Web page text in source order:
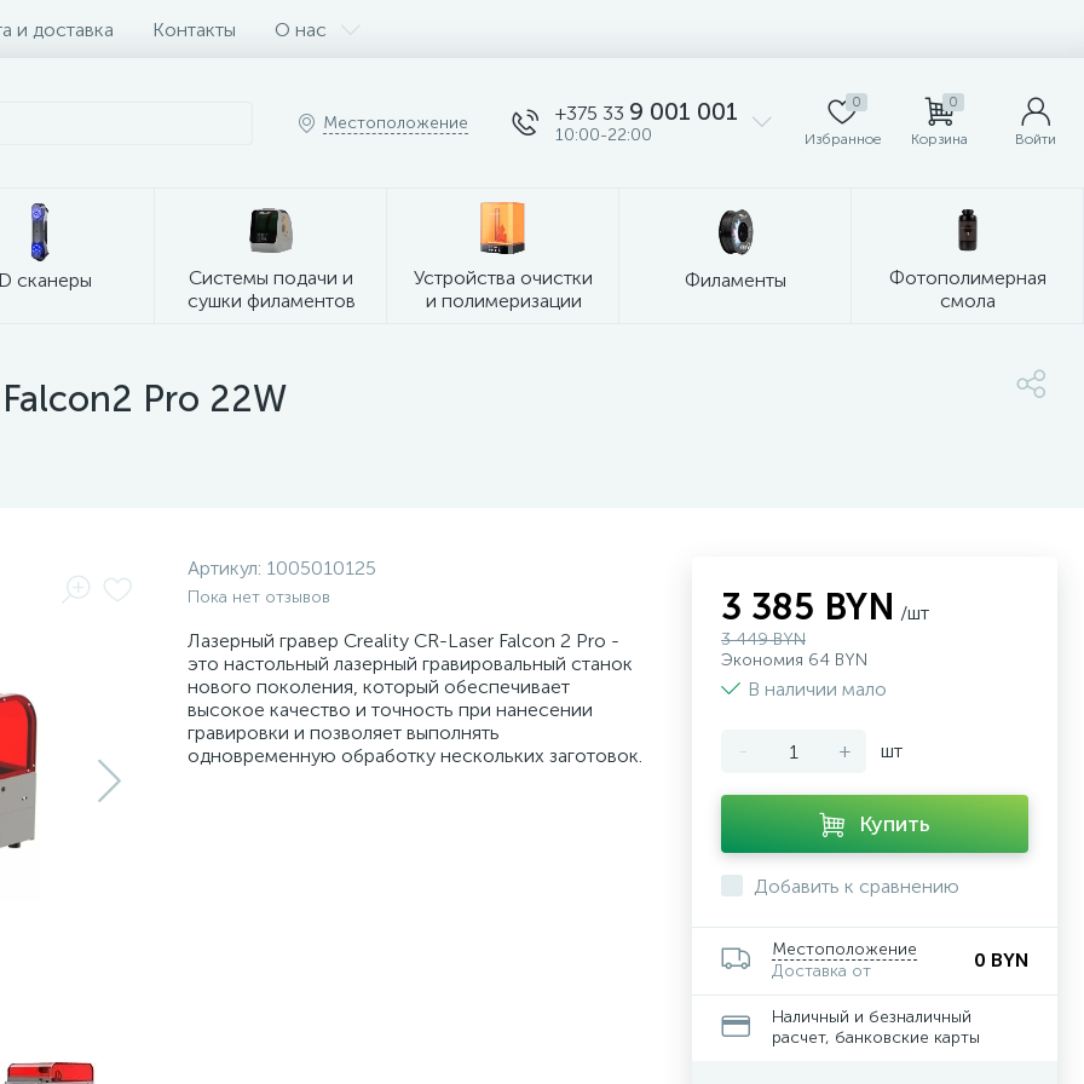
и доставка Контакты О нас
Местоположение +375 33 9 001 001
10:00-22:00
0
Избранное
0
Корзина Войти
сканеры
Системы подачи и
сушки филаментов
Устройства очистки
и полимеризации
Филаменты
Фотополимерная
смола
Pro 22W
Артикул: 1005010125
Пока нет отзывов
Лазерный гравер Creality CR-Laser Falcon 2 Pro -
это настольный лазерный гравировальный станок
нового поколения, который обеспечивает
высокое качество и точность при нанесении
гравировки и позволяет выполнять
одновременную обработку нескольких заготовок.
3 385 BYN /шт
3 449 BYN
Экономия 64 BYN
В наличии мало
- + шт
Купить
Добавить к сравнению
Местоположение
Доставка от
0 BYN
Наличный и безналичный
расчет, банковские карты